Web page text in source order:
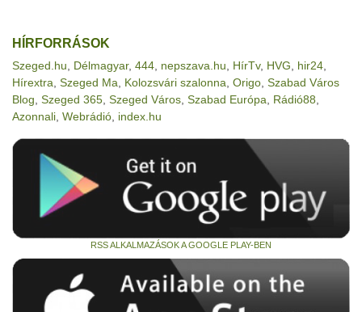
HÍRFORRÁSOK
Szeged.hu Délmagyar, 444 nepszava.hu HírTv, HVG hir24
Hírextra Szeged Ma Kolozsvári szalonna Origo Szabad Város
Blog Szeged 365 Szeged Város Szabad Európa Rádió88
Azonnali Webrádió index.hu
RSS ALKALMAZÁSOK A GOOGLE PLAY-BEN